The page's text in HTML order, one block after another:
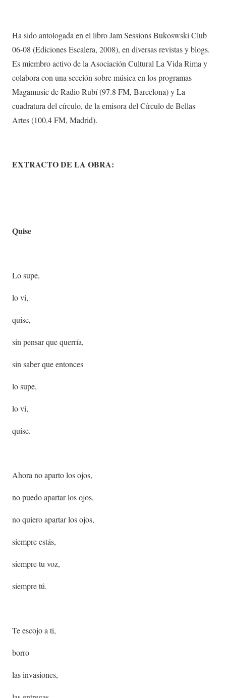
Ha sido antologada en el libro Jam Sessions Bukoswski Club
06-08 (Ediciones Escalera, 2008), en diversas revistas y blogs.
Es miembro activo de la Asociación Cultural La Vida Rima y
colabora con una sección sobre música en los programas
Magamusic de Radio Rubí (97.8 FM, Barcelona) y La
cuadratura del círculo, de la emisora del Círculo de Bellas
Artes (100.4 FM, Madrid).
EXTRACTO DE LA OBRA:
Quise
Lo supe,
lo vi,
quise,
sin pensar que querría,
sin saber que entonces
lo supe,
lo vi,
quise.
Ahora no aparto los ojos,
no puedo apartar los ojos,
no quiero apartar los ojos,
siempre estás,
siempre tu voz,
siempre tú.
Te escojo a ti,
borro
las invasiones,